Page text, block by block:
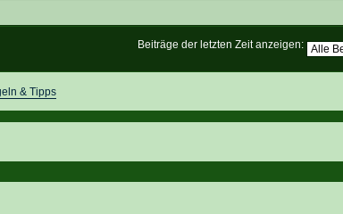
Beiträge der letzten Zeit anzeigen:
& Tipps